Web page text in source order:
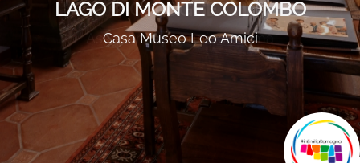
Comune di Montescudo-Monte
Colombo